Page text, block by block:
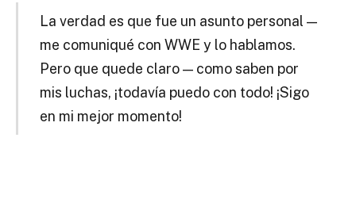
La verdad es que fue un asunto personal —
me comuniqué con WWE y lo hablamos.
Pero que quede claro — como saben por
mis luchas, ¡todavía puedo con todo! ¡Sigo
en mi mejor momento!